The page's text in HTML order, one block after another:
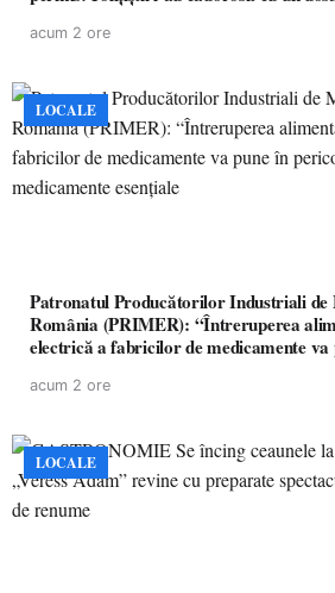
acum 2 ore
LOCALE
Patronatul Producătorilor Industriali de
România (PRIMER): “Întreruperea
electrică a fabricilor de medicamente va
acum 2 ore
LOCALE